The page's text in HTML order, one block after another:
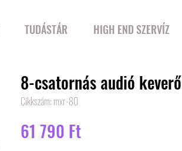
TUDÁSTÁR HIGH END SZERVÍZ
8-csatornás audió keverő
Cikkszám: mxr-80
61 790 FtÁr